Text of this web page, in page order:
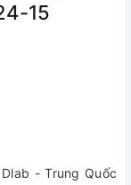
15
- Trung Quốc